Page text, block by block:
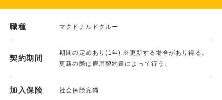
職種 マクドナルドクルー
契約期間
期間の定めあり(1年) ※更新する場合があり得る。
更新の際は雇用契約書によって行う。
加入保険 社会保険完備